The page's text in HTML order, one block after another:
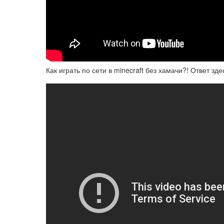
Как играть по сети в minecraft без хамачи?! Ответ